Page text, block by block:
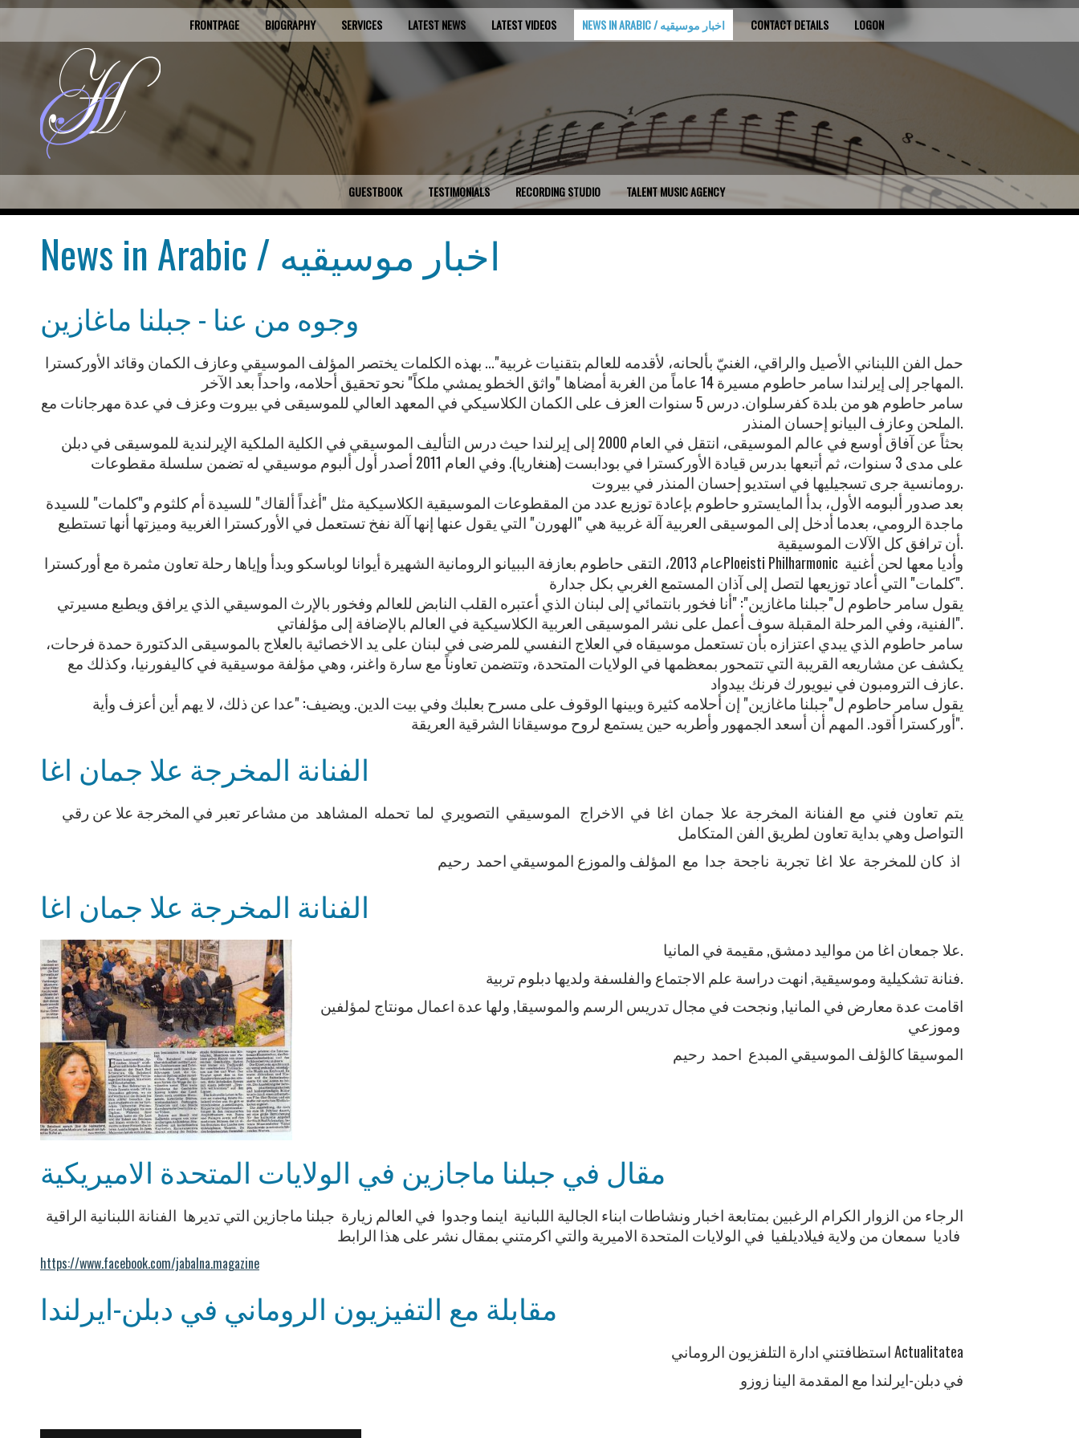
FRONTPAGE BIOGRAPHY SERVICES LATEST NEWS LATEST VIDEOS NEWS IN ARABIC / اخبار موسيقيه CONTACT DETAILS LOGON
GUESTBOOK TESTIMONIALS RECORDING STUDIO TALENT MUSIC AGENCY
News in Arabic / اخبار موسيقيه
وجوه من عنا - جبلنا ماغازين
حمل الفن اللبناني الأصيل والراقي، الغنيّ بألحانه، لأقدمه للعالم بتقنيات غربية"... بهذه الكلمات يختصر المؤلف الموسيقي وعازف الكمان وقائد الأوركسترا
المهاجر إلى إيرلندا سامر حاطوم مسيرة 14 عاماً من الغربة أمضاها "واثق الخطو يمشي ملكاً" نحو تحقيق أحلامه، واحداً بعد الآخر.
سامر حاطوم هو من بلدة كفرسلوان. درس 5 سنوات العزف على الكمان الكلاسيكي في المعهد العالي للموسيقى في بيروت وعزف في عدة مهرجانات مع
الملحن وعازف البيانو إحسان المنذر.
بحثاً عن آفاق أوسع في عالم الموسيقى، انتقل في العام 2000 إلى إيرلندا حيث درس التأليف الموسيقي في الكلية الملكية الإيرلندية للموسيقى في دبلن
على مدى 3 سنوات، ثم أتبعها بدرس قيادة الأوركسترا في بودابست (هنغاريا). وفي العام 2011 أصدر أول ألبوم موسيقي له تضمن سلسلة مقطوعات
رومانسية جرى تسجيليها في استديو إحسان المنذر في بيروت.
بعد صدور ألبومه الأول، بدأ المايسترو حاطوم بإعادة توزيع عدد من المقطوعات الموسيقية الكلاسيكية مثل "أغداً ألقاك" للسيدة أم كلثوم و"كلمات" للسيدة
ماجدة الرومي، بعدما أدخل إلى الموسيقى العربية آلة غربية هي "الهورن" التي يقول عنها إنها آلة نفخ تستعمل في الأوركسترا الغربية وميزتها أنها تستطيع
أن ترافق كل الآلات الموسيقية.
عام 2013، التقى حاطوم بعازفة الببيانو الرومانية الشهيرة أيوانا لوباسكو وبدأ وإياها رحلة تعاون مثمرة مع أوركستراPloeisti Philharmonic وأديا معها لحن أغنية
"كلمات" التي أعاد توزيعها لتصل إلى آذان المستمع الغربي بكل جدارة.
يقول سامر حاطوم ل"جبلنا ماغازين": "أنا فخور بانتمائي إلى لبنان الذي أعتبره القلب النابض للعالم وفخور بالإرث الموسيقي الذي يرافق ويطبع مسيرتي
الفنية، وفي المرحلة المقبلة سوف أعمل على نشر الموسيقى العربية الكلاسيكية في العالم بالإضافة إلى مؤلفاتي".
سامر حاطوم الذي يبدي اعتزازه بأن تستعمل موسيقاه في العلاج النفسي للمرضى في لبنان على يد الاخصائية بالعلاج بالموسيقى الدكتورة حمدة فرحات،
يكشف عن مشاريعه القريبة التي تتمحور بمعظمها في الولايات المتحدة، وتتضمن تعاوناً مع سارة واغنر، وهي مؤلفة موسيقية في كاليفورنيا، وكذلك مع
عازف الترومبون في نيويورك فرنك بيدواد.
يقول سامر حاطوم ل"جبلنا ماغازين" إن أحلامه كثيرة وبينها الوقوف على مسرح بعلبك وفي بيت الدين. ويضيف: "عدا عن ذلك، لا يهم أين أعزف وأية
أوركسترا أقود. المهم أن أسعد الجمهور وأطربه حين يستمع لروح موسيقانا الشرقية العريقة".
الفنانة المخرجة علا جمان اغا
يتم تعاون فني مع الفنانة المخرجة علا جمان اغا في الاخراج الموسيقي التصويري لما تحمله المشاهد من مشاعر تعبر في المخرجة علا عن رقي
التواصل وهي بداية تعاون لطريق الفن المتكامل
اذ كان للمخرجة علا اغا تجربة ناجحة جدا مع المؤلف والموزع الموسيقي احمد رحيم
الفنانة المخرجة علا جمان اغا
علا جمعان اغا من مواليد دمشق, مقيمة في المانيا.
فنانة تشكيلية وموسيقية, انهت دراسة علم الاجتماع والفلسفة ولديها دبلوم تربية.
اقامت عدة معارض في المانيا, ونجحت في مجال تدريس الرسم والموسيقا, ولها عدة اعمال مونتاج لمؤلفين
الموسيقا كالؤلف الموسيقي المبدع احمد رحيم
مقال في جبلنا ماجازين في الولايات المتحدة الاميريكية
الرجاء من الزوار الكرام الرغبين بمتابعة اخبار ونشاطات ابناء الجالية اللبانية اينما وجدوا في العالم زيارة جبلنا ماجازين التي تديرها الفنانة اللبنانية الراقية
فاديا سمعان من ولاية فيلاديلفيا في الولايات المتحدة الاميرية والتي اكرمتني بمقال نشر على هذا الرابط
https://www.facebook.com/jabalna.magazine
مقابلة مع التفيزيون الروماني في دبلن-ايرلندا
استظافتني ادارة التلفزيون الروماني Actualitatea
في دبلن-ايرلندا مع المقدمة الينا زوزو